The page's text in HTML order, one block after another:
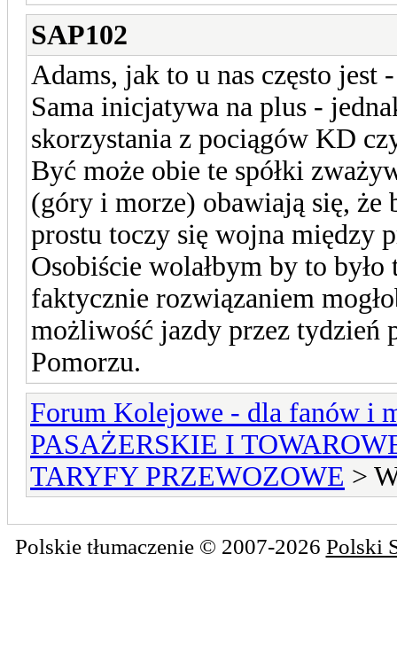
SAP102
Adams, jak to u nas często jest
Sama inicjatywa na plus -
skorzystania z pociągów KD
Być może obie te spółki
(góry i morze) obawiają się, że
prostu toczy się wojna między
Osobiście wolałbym by to
faktycznie rozwiązaniem
możliwość jazdy przez tydzień
Pomorzu.
Forum Kolejowe - dla fanów i
PASAŻERSKIE I
TARYFY PRZEWOZOWE >
Polskie tłumaczenie © 2007-2026 Polski